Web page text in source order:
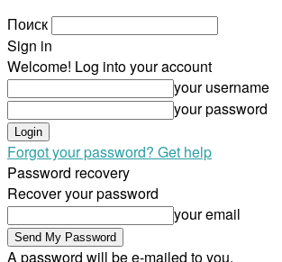
Поиск
Sign in
Welcome! Log into your account
your username
your password
Forgot your password? Get help
Password recovery
Recover your password
your email
A password will be e-mailed to you.